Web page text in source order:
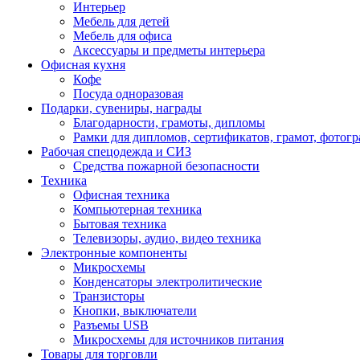
Интерьер
Мебель для детей
Мебель для офиса
Аксессуары и предметы интерьера
Офисная кухня
Кофе
Посуда одноразовая
Подарки, сувениры, награды
Благодарности, грамоты, дипломы
Рамки для дипломов, сертификатов, грамот,
Рабочая спецодежда и СИЗ
Средства пожарной безопасности
Техника
Офисная техника
Компьютерная техника
Бытовая техника
Телевизоры, аудио, видео техника
Электронные компоненты
Микросхемы
Конденсаторы электролитические
Транзисторы
Кнопки, выключатели
Разъемы USB
Микросхемы для источников питания
Товары для торговли